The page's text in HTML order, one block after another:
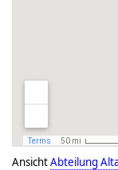
AnsichtAbteilung